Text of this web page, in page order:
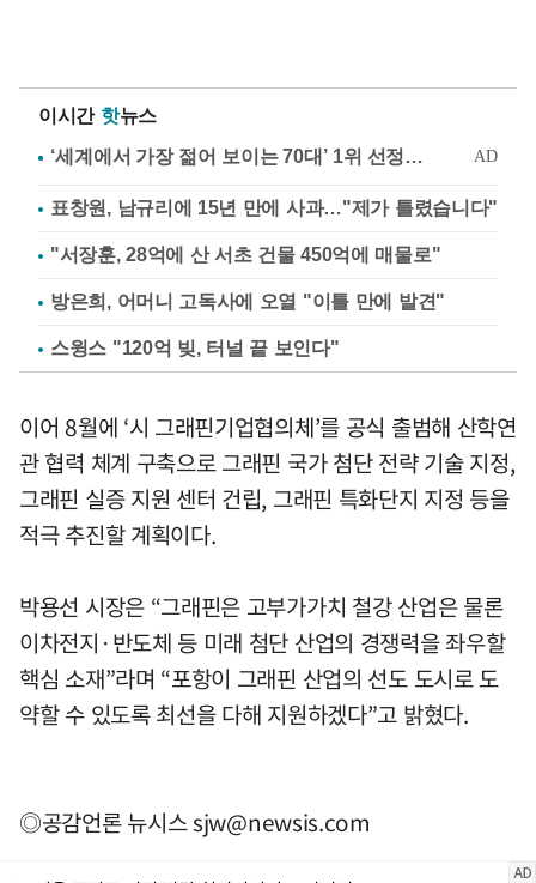
이시간 핫뉴스
표창원, 남규리에 15년 만에 사과…"제가 틀렸습니다"
"서장훈, 28억에 산 서초 건물 450억에 매물로"
방은희, 어머니 고독사에 오열 "이틀 만에 발견"
스윙스 "120억 빚, 터널 끝 보인다"
이어 8월에 ‘시 그래핀기업협의체’를 공식 출범해 산학연
관 협력 체계 구축으로 그래핀 국가 첨단 전략 기술 지정,
그래핀 실증 지원 센터 건립, 그래핀 특화단지 지정 등을
적극 추진할 계획이다.
박용선 시장은 “그래핀은 고부가가치 철강 산업은 물론
이차전지·반도체 등 미래 첨단 산업의 경쟁력을 좌우할
핵심 소재”라며 “포항이 그래핀 산업의 선도 도시로 도
약할 수 있도록 최선을 다해 지원하겠다”고 밝혔다.
◎공감언론 뉴시스sjw@newsis.com